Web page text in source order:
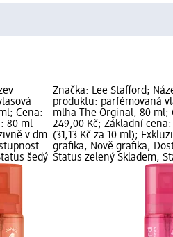
Cena:
80 ml
v dm
šedý
Značka: Lee Stafford;
produktu: parfémovaná
mlha The Orginal, 80 ml;
249,00 Kč; Základní
(31,13 Kč za 10 ml);
grafika, Nově grafika;
Status zelený Skladem,